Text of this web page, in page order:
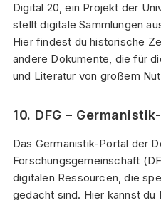
Digital 20, ein Projekt der
stellt digitale Sammlungen
Hier findest du historische
andere Dokumente, die für
und Literatur von großem
10. DFG –
Das Germanistik-Portal der
Forschungsgemeinschaft
digitalen Ressourcen, die
gedacht sind. Hier kannst du